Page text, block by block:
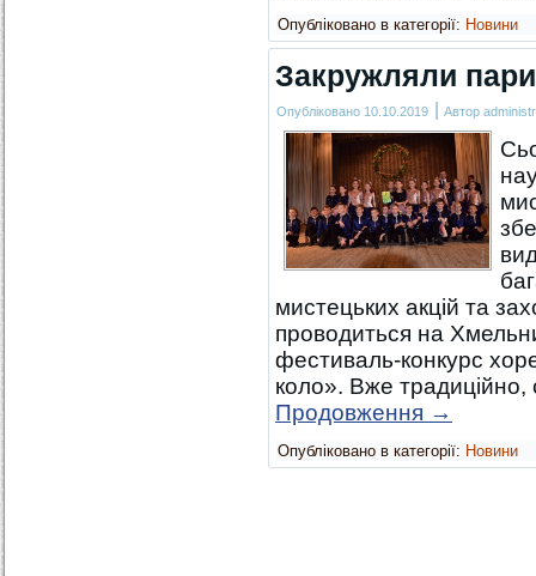
Опубліковано в категорії: Новини
Закружляли
Опубліковано 10.10.2019 | Автор
мистецьких акцій та
проводиться на
фестиваль-конкурс
коло». Вже
Продовження →
Опубліковано в категорії: Новини